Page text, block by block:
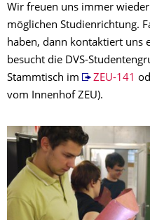
Wir freuen uns immer
möglichen Studienrichtung.
haben, dann kontaktiert uns
besucht die DVS-
Stammtisch im
ZEU-141
vom Innenhof ZEU).